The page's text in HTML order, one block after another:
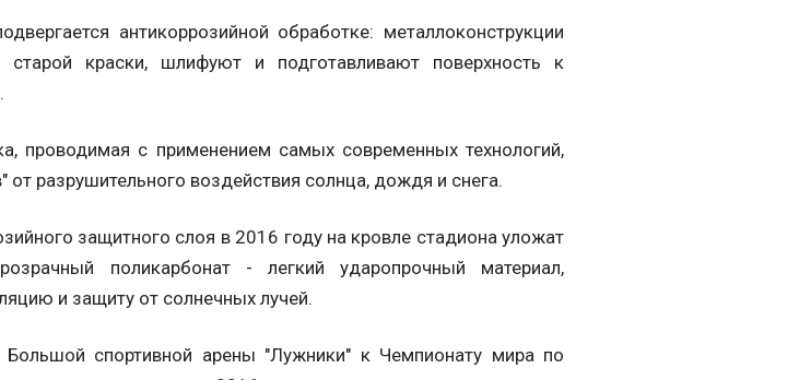
антикоррозийной обработке: металлоконструкции
краски, шлифуют и подготавливают поверхность к
проводимая с применением самых современных технологий,
разрушительного воздействия солнца, дождя и снега.
защитного слоя в 2016 году на кровле стадиона уложат
поликарбонат - легкий ударопрочный материал,
и защиту от солнечных лучей.
Большой спортивной арены "Лужники" к Чемпионату мира по